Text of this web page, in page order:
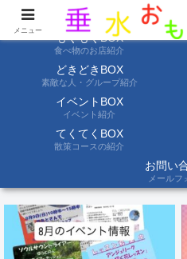
ようこそ垂水おもちゃ箱へ。垂水の情
もぐもぐBOX
食べ物のお店紹介
どきどきBOX
素敵な人・グループ紹介
イベントBOX
イベント紹介
てくてくBOX
散策コースの紹介
お問い
メールフ
メニュー